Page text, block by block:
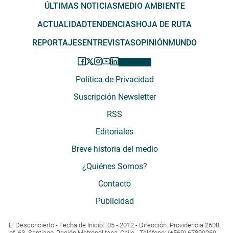
ÚLTIMAS NOTICIASMEDIO AMBIENTE
ACTUALIDADTENDENCIASHOJA DE RUTA
REPORTAJESENTREVISTASOPINIÓNMUNDO
Política de Privacidad
Suscripción Newsletter
RSS
Editoriales
Breve historia del medio
¿Quiénes Somos?
Contacto
Publicidad
El Desconcierto - Fecha de Inicio: 05 - 2012 - Dirección: Providencia 2608,